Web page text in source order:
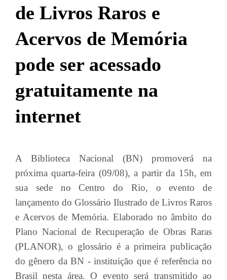
de Livros Raros e
Acervos de Memória
pode ser acessado
gratuitamente na
internet
A Biblioteca Nacional (BN) promoverá na
próxima quarta-feira (09/08), a partir da 15h, em
sua sede no Centro do Rio, o evento de
lançamento do Glossário Ilustrado de Livros Raros
e Acervos de Memória. Elaborado no âmbito do
Plano Nacional de Recuperação de Obras Raras
(PLANOR), o glossário é a primeira publicação
do gênero da BN - instituição que é referência no
Brasil nesta área. O evento será transmitido ao